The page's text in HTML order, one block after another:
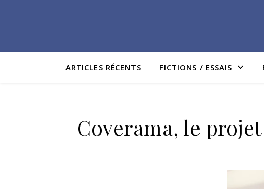
ARTICLES RÉCENTS FICTIONS / ESSAIS
Coverama, le